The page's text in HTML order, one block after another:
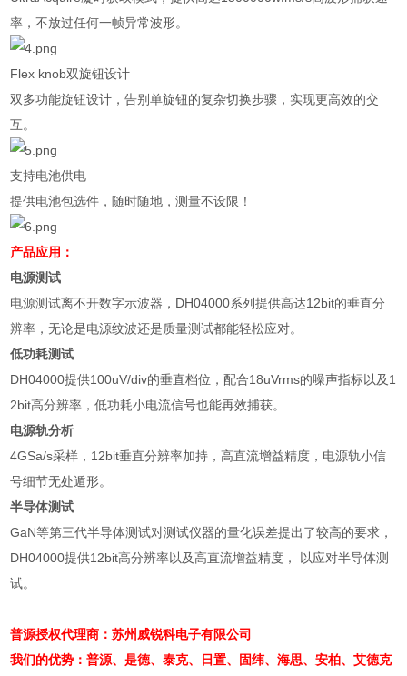
率，不放过任何一帧异常波形。
Flex knob双旋钮设计
双多功能旋钮设计，告别单旋钮的复杂切换步骤，实现更高效的交
互。
支持电池供电
提供电池包选件，随时随地，测量不设限！
产品应用：
电源测试
电源测试离不开数字示波器， DH04000系列提供高达12bit的垂直分
辨率，无论是电源纹波还是质量测试都能轻松应对。
低功耗测试
DH04000提供100uV/div的垂直档位，配合18uVrms的噪声指标以及1
2bit高分辨率，低功耗小电流信号也能再效捕获。
电源轨分析
4GSa/s采样， 12bit垂直分辨率加持，高直流增益精度，电源轨小信
号细节无处遁形。
半导体测试
GaN等第三代半导体测试对测试仪器的量化误差提出了较高的要求，
DH04000提供12bit高分辨率以及高直流增益精度， 以应对半导体测
试。
普源授权代理商：苏州威锐科电子有限公司
我们的优势：普源、是德、泰克、日置、固纬、海思、安柏、艾德克